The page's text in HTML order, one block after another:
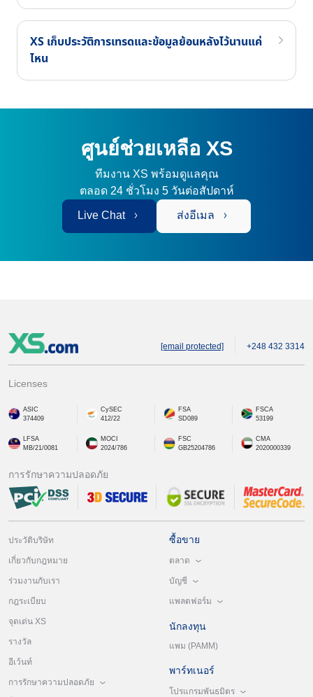
XS เก็บประวัติการเทรดและข้อมูลย้อนหลังไว้นานแค่
ไหน
ศูนย์ช่วยเหลือ XS
ทีมงาน XS พร้อมดูแลคุณ
ตลอด 24 ชั่วโมง 5 วันต่อสัปดาห์
Live Chat ส่งอีเมล
[email protected] +248 432 3314
Licenses
ASIC
374409
CySEC
412/22
FSA
SD089
FSCA
53199
LFSA
MB/21/0081
MOCI
2024/786
FSC
GB25204786
CMA
2020000339
การรักษาความปลอดภัย
ประวัติบริษัท
เกี่ยวกับกฎหมาย
ร่วมงานกับเรา
กฎระเบียบ
จุดเด่น XS
รางวัล
อีเว้นท์
การรักษาความปลอดภัย
ซื้อขาย
ตลาด
บัญชี
แพลตฟอร์ม
นักลงทุน
แพม (PAMM)
พาร์ทเนอร์
โปรแกรมพันธมิตร